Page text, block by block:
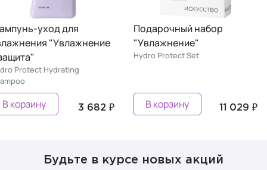
уход для
"Увлажнение
Protect Hydrating
3 682 ₽
В корзину
Подарочный набор
"Увлажнение"
Hydro Protect Set
11 029 ₽
В корзину
Будьте в курсе новых акций